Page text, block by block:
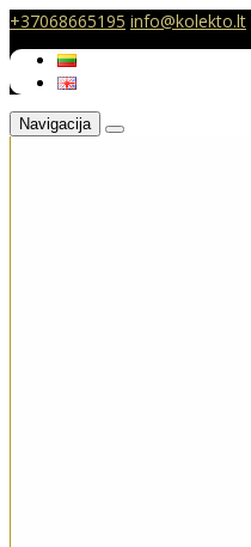
+37068665195 info@kolekto.lt
Navigacija